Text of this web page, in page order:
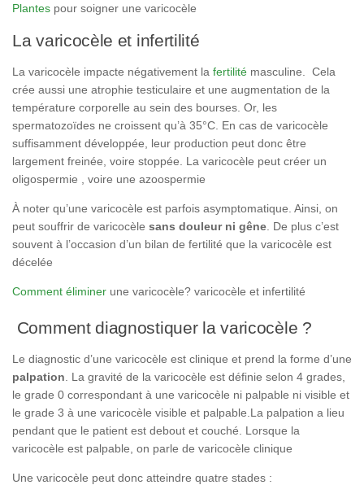
Plantes pour soigner une varicocèle
La varicocèle et infertilité
La varicocèle impacte négativement la fertilité masculine. Cela
crée aussi une atrophie testiculaire et une augmentation de la
température corporelle au sein des bourses. Or, les
spermatozoïdes ne croissent qu’à 35°C. En cas de varicocèle
suffisamment développée, leur production peut donc être
largement freinée, voire stoppée. La varicocèle peut créer un
oligospermie , voire une azoospermie
À noter qu’une varicocèle est parfois asymptomatique. Ainsi, on
peut souffrir de varicocèle sans douleur ni gêne . De plus c’est
souvent à l’occasion d’un bilan de fertilité que la varicocèle est
décelée
Comment éliminer une varicocèle? varicocèle et infertilité
Comment diagnostiquer la varicocèle ?
Le diagnostic d’une varicocèle est clinique et prend la forme d’une
palpation . La gravité de la varicocèle est définie selon 4 grades,
le grade 0 correspondant à une varicocèle ni palpable ni visible et
le grade 3 à une varicocèle visible et palpable.La palpation a lieu
pendant que le patient est debout et couché. Lorsque la
varicocèle est palpable, on parle de varicocèle clinique
Une varicocèle peut donc atteindre quatre stades :